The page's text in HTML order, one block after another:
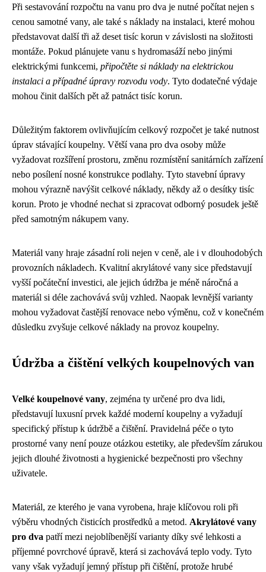
Při sestavování rozpočtu na vanu pro dva je nutné počítat nejen s
cenou samotné vany, ale také s náklady na instalaci, které mohou
představovat další tři až deset tisíc korun v závislosti na složitosti
montáže. Pokud plánujete vanu s hydromasáží nebo jinými
elektrickými funkcemi, připočtěte si náklady na elektrickou
instalaci a případné úpravy rozvodu vody. Tyto dodatečné výdaje
mohou činit dalších pět až patnáct tisíc korun.
Důležitým faktorem ovlivňujícím celkový rozpočet je také nutnost
úprav stávající koupelny. Větší vana pro dva osoby může
vyžadovat rozšíření prostoru, změnu rozmístění sanitárních zařízení
nebo posílení nosné konstrukce podlahy. Tyto stavební úpravy
mohou výrazně navýšit celkové náklady, někdy až o desítky tisíc
korun. Proto je vhodné nechat si zpracovat odborný posudek ještě
před samotným nákupem vany.
Materiál vany hraje zásadní roli nejen v ceně, ale i v dlouhodobých
provozních nákladech. Kvalitní akrylátové vany sice představují
vyšší počáteční investici, ale jejich údržba je méně náročná a
materiál si déle zachovává svůj vzhled. Naopak levnější varianty
mohou vyžadovat častější renovace nebo výměnu, což v konečném
důsledku zvyšuje celkové náklady na provoz koupelny.
Údržba a čištění velkých koupelnových van
Velké koupelnové vany, zejména ty určené pro dva lidi,
představují luxusní prvek každé moderní koupelny a vyžadují
specifický přístup k údržbě a čištění. Pravidelná péče o tyto
prostorné vany není pouze otázkou estetiky, ale především zárukou
jejich dlouhé životnosti a hygienické bezpečnosti pro všechny
uživatele.
Materiál, ze kterého je vana vyrobena, hraje klíčovou roli při
výběru vhodných čisticích prostředků a metod. Akrylátové vany
pro dva patří mezi nejoblíbenější varianty díky své lehkosti a
příjemné povrchové úpravě, která si zachovává teplo vody. Tyto
vany však vyžadují jemný přístup při čištění, protože hrubé